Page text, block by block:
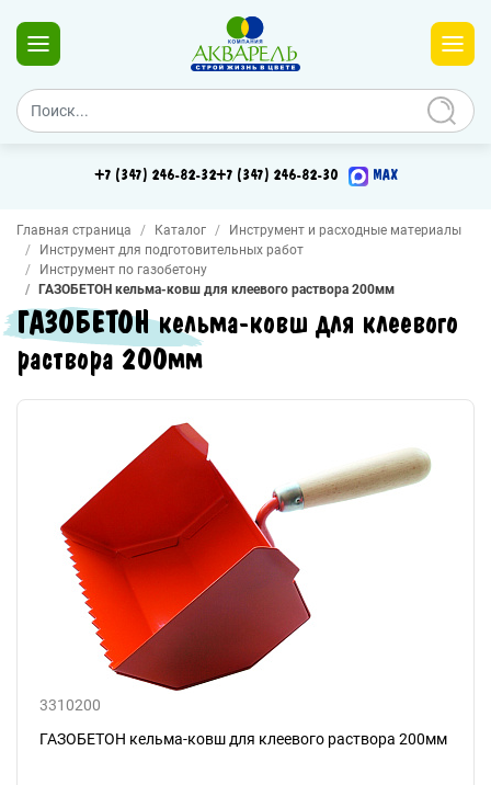
+7 (347) 246-82-32+7 (347) 246-82-30 MAX
Главная страница Каталог
Инструмент и расходные материалы
Инструмент для подготовительных работ
Инструмент по газобетону
ГАЗОБЕТОН кельма-ковш для клеевого раствора 200мм
ГАЗОБЕТОН кельма-ковш для клеевого
раствора 200мм
3310200
ГАЗОБЕТОН кельма-ковш для клеевого раствора 200мм